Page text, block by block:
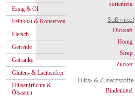
Essig & Öl
Feinkost & Konserven
Fleisch
Getreide
Getränke
Gluten- & Lactosefrei
Hülsenfrüchte &
Ölsaaten
sortenrein
Süßmittel
Dicksaft
Honig
Sirup
Zucker
Hilfs- & Zusatzstoffe
Bindemittel